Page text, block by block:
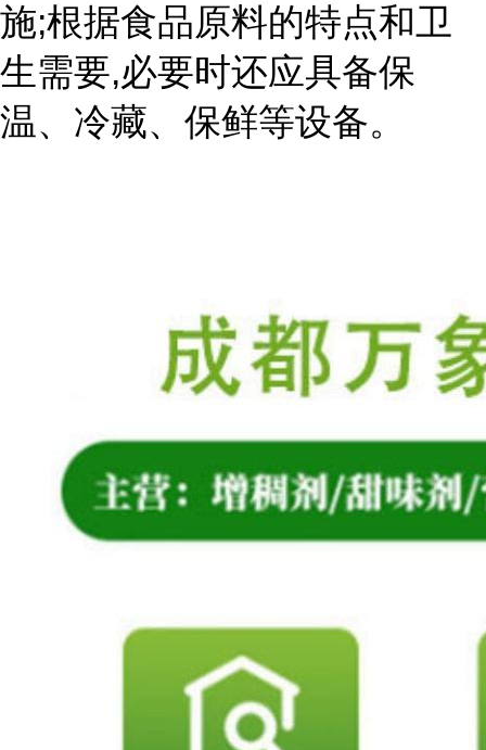
施;根据食品原料的特点和卫
生需要,必要时还应具备保
温、冷藏、保鲜等设备。